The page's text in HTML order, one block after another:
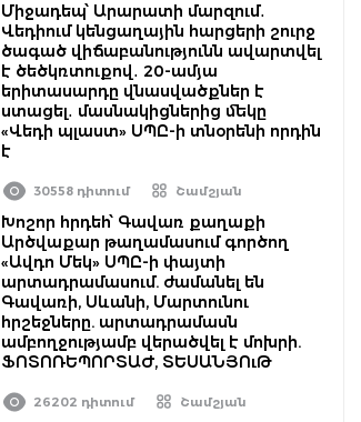
Միջադեպ՝ Արարատի մարզում․
Վեդիում կենցաղային հարցերի շուրջ
ծագած վիճաբանությունն ավարտվել
է ծեծկռտուքով․ 20-ամյա
երիտասարդը վնասվածքներ է
ստացել․ մասնակիցներից մեկը
«Վեդի պլաստ» ՍՊԸ-ի տնօրենի որդին
է
30558 դիտում Շամշյան
Խոշոր հրդեհ՝ Գավառ քաղաքի
Արծվաքար թաղամասում գործող
«Ավդո Մեկ» ՍՊԸ-ի փայտի
արտադրամասում. ժամանել են
Գավառի, Սևանի, Մարտունու
հրշեջները. արտադրամասն
ամբողջությամբ վերածվել է մոխրի.
ՖՈՏՈՌԵՊՈՐՏԱԺ, ՏԵՍԱՆՅՈւԹ
26202 դիտում Շամշյան